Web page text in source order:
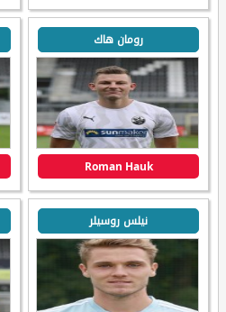
رومان هاك
Roman Hauk
نيلس روسيلر